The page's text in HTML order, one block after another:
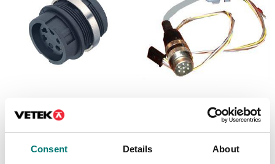
Consent Details About
Kabelhylskontakt IP40
vågindikator
Artikelnr: VI-kontakt
Kablage vågindikator,
passar med kontakt
14CVF7P
Artikelnr: 14CAVOCC7PAMPP